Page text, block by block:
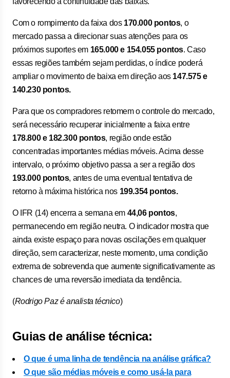
Com o rompimento da faixa dos 170.000 pontos, o
mercado passa a direcionar suas atenções para os
próximos suportes em 165.000 e 154.055 pontos. Caso
essas regiões também sejam perdidas, o índice poderá
ampliar o movimento de baixa em direção aos 147.575 e
140.230 pontos.
Para que os compradores retomem o controle do mercado,
será necessário recuperar inicialmente a faixa entre
178.800 e 182.300 pontos, região onde estão
concentradas importantes médias móveis. Acima desse
intervalo, o próximo objetivo passa a ser a região dos
193.000 pontos, antes de uma eventual tentativa de
retorno à máxima histórica nos 199.354 pontos.
O IFR (14) encerra a semana em 44,06 pontos,
permanecendo em região neutra. O indicador mostra que
ainda existe espaço para novas oscilações em qualquer
direção, sem caracterizar, neste momento, uma condição
extrema de sobrevenda que aumente significativamente as
chances de uma reversão imediata da tendência.
(Rodrigo Paz é analista técnico)
Guias de análise técnica:
O que é uma linha de tendência na análise gráfica?
O que são médias móveis e como usá-la para